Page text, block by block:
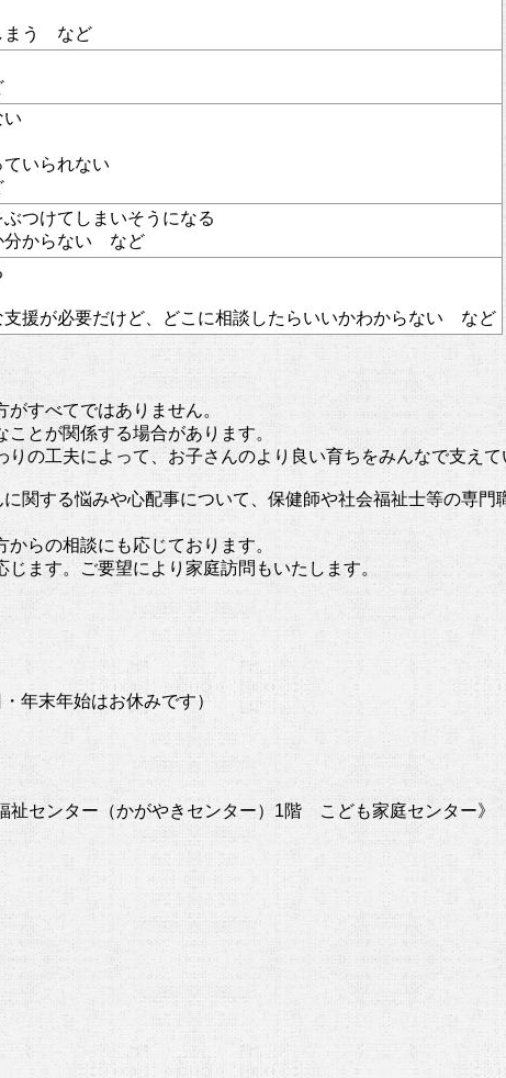
まう など
い
いられない
つけてしまいそうになる
分からない など
支援が必要だけど、どこに相談したらいいかわからない など
すべてではありません。
とが関係する場合があります。
の工夫によって、お子さんのより良い育ちをみんなで支えて
関する悩みや心配事について、保健師や社会福祉士等の専門
らの相談にも応じております。
ます。ご要望により家庭訪問もいたします。
年末年始はお休みです）
センター（かがやきセンター）1階 こども家庭センター》